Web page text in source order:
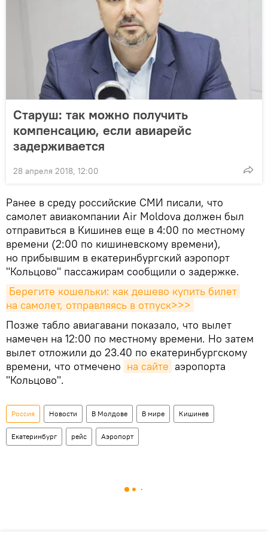
Старуш: так можно получить
компенсацию, если авиарейс
задерживается
28 апреля 2018, 12:00
Ранее в среду российские СМИ писали, что
самолет авиакомпании Air Moldova должен был
отправиться в Кишинев еще в 4:00 по местному
времени (2:00 по кишиневскому времени),
но прибывшим в екатеринбургский аэропорт
"Кольцово" пассажирам сообщили о задержке.
Берегите кошельки: как дешево купить билет
на самолет, отправляясь в отпуск>>>
Позже табло авиагавани показало, что вылет
намечен на 12:00 по местному времени. Но затем
вылет отложили до 23.40 по екатеринбургскому
времени, что отмечено на сайте аэропорта
"Кольцово".
Россия Новости В Молдове В мире Кишинев
Екатеринбург рейс Аэропорт